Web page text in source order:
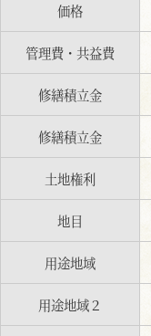
価格
管理費・共益費
修繕積立金
修繕積立金
土地権利
地目
用途地域
用途地域２